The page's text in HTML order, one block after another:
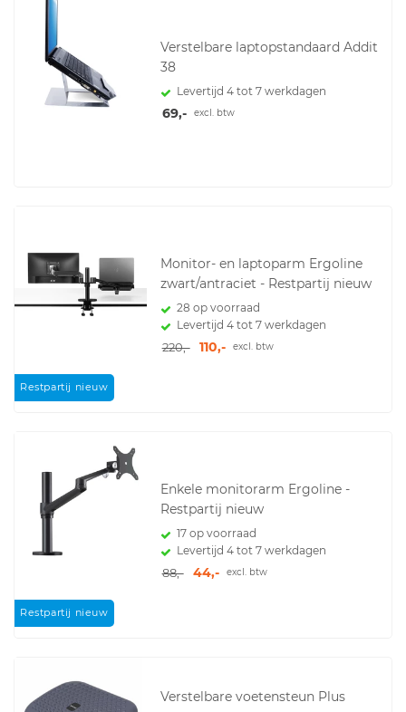
Verstelbare laptopstandaard Addit
38
Levertijd 4 tot 7 werkdagen
69,- excl. btw
Restpartij nieuw
Monitor- en laptoparm Ergoline
zwart/antraciet - Restpartij nieuw
28 op voorraad
Levertijd 4 tot 7 werkdagen
220,- 110,- excl. btw
Restpartij nieuw
Enkele monitorarm Ergoline -
Restpartij nieuw
17 op voorraad
Levertijd 4 tot 7 werkdagen
88,- 44,- excl. btw
Verstelbare voetensteun Plus